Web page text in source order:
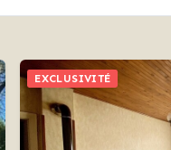
EXCLUSIVITÉ